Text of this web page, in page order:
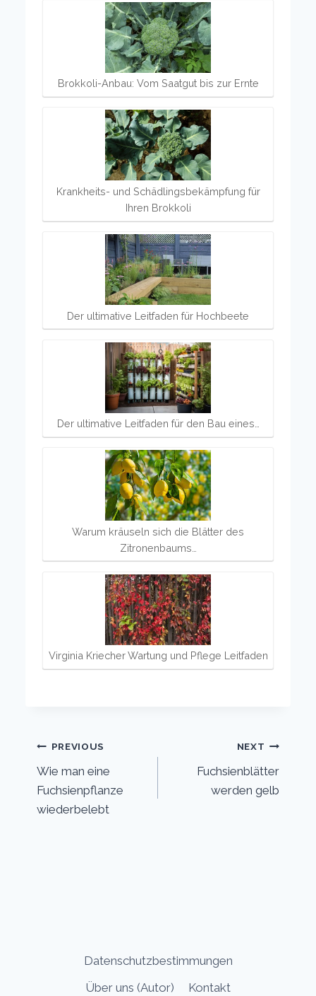
Brokkoli-Anbau: Vom Saatgut bis zur Ernte
Krankheits- und Schädlingsbekämpfung für
Ihren Brokkoli
Der ultimative Leitfaden für Hochbeete
Der ultimative Leitfaden für den Bau eines…
Warum kräuseln sich die Blätter des
Zitronenbaums…
Virginia Kriecher Wartung und Pflege Leitfaden
Post
navigation
PREVIOUS
Wie man eine
Fuchsienpflanze
wiederbelebt
NEXT
Fuchsienblätter
werden gelb
Datenschutzbestimmungen
Über uns (Autor)
Kontakt